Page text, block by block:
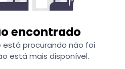
encontrado
procurando não foi
está mais disponível.